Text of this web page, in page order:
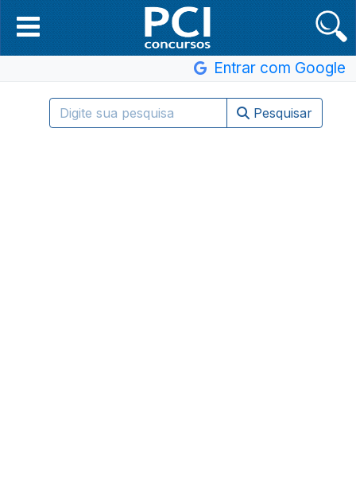
Entrar com Google
Pesquisar